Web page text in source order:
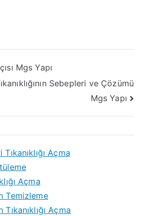
Mgs Yapı
Sebepleri ve Çözümü
Mgs Yapı
Açma
Açma
Temizleme
Açma